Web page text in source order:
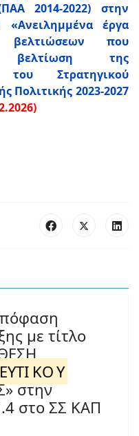
2014-2022) στην
έργα
βελτιώσεων που
της
του Στρατηγικού
Πολιτικής 2023-2027
με τίτλο
ΚΟΥ
στην
στο ΣΣ ΚΑΠ